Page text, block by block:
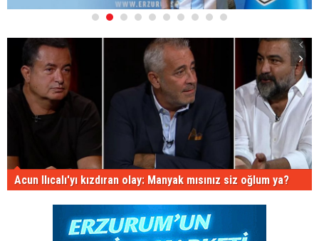
Acun Ilıcalı'yı kızdıran olay: Manyak mısınız siz oğlum ya?